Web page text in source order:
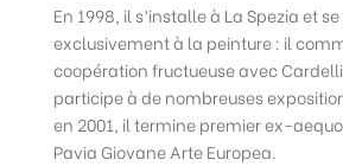
En 1998, il s’installe à La Spezia et
exclusivement à la peinture : il
coopération fructueuse avec
participe à de nombreuses
en 2001, il termine premier ex-
Pavia Giovane Arte Europea.